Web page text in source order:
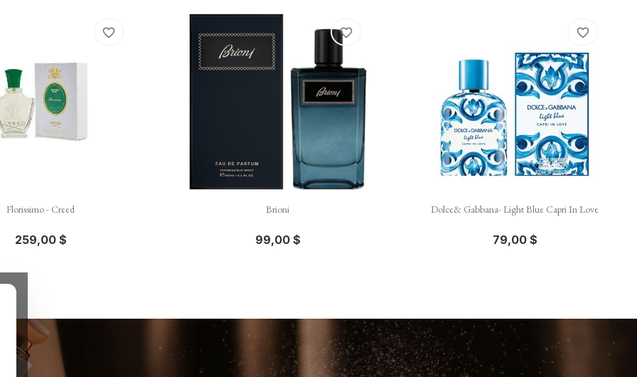
Aperçu rapide
Florissimo - Creed
259,00 $
favorite_border
Aperçu rapide
Brioni
99,00 $
favorite_border
Aperçu rapide
Dolce& Gabbana- Light Blue Capri In Love
79,00 $
favorite_border